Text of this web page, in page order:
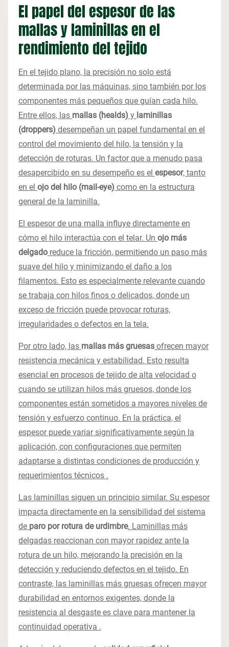
El papel del espesor de las
mallas y laminillas en el
rendimiento del tejido
En el tejido plano, la precisión no solo está
determinada por las máquinas, sino también por los
componentes más pequeños que guían cada hilo.
Entre ellos, las mallas (healds) y laminillas
(droppers) desempeñan un papel fundamental en el
control del movimiento del hilo, la tensión y la
detección de roturas. Un factor que a menudo pasa
desapercibido en su desempeño es el espesor, tanto
en el ojo del hilo (mail-eye) como en la estructura
general de la laminilla.
El espesor de una malla influye directamente en
cómo el hilo interactúa con el telar. Un ojo más
delgado reduce la fricción, permitiendo un paso más
suave del hilo y minimizando el daño a los
filamentos. Esto es especialmente relevante cuando
se trabaja con hilos finos o delicados, donde un
exceso de fricción puede provocar roturas,
irregularidades o defectos en la tela.
Por otro lado, las mallas más gruesas ofrecen mayor
resistencia mecánica y estabilidad. Esto resulta
esencial en procesos de tejido de alta velocidad o
cuando se utilizan hilos más gruesos, donde los
componentes están sometidos a mayores niveles de
tensión y esfuerzo continuo. En la práctica, el
espesor puede variar significativamente según la
aplicación, con configuraciones que permiten
adaptarse a distintas condiciones de producción y
requerimientos técnicos .
Las laminillas siguen un principio similar. Su espesor
impacta directamente en la sensibilidad del sistema
de paro por rotura de urdimbre. Laminillas más
delgadas reaccionan con mayor rapidez ante la
rotura de un hilo, mejorando la precisión en la
detección y reduciendo defectos en el tejido. En
contraste, las laminillas más gruesas ofrecen mayor
durabilidad en entornos exigentes, donde la
resistencia al desgaste es clave para mantener la
continuidad operativa .